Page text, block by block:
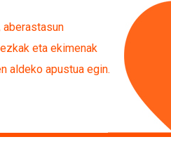
aberastasun
eta ekimenak
aldeko apustua egin.